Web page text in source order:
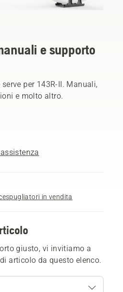
e supporto
per 143R-II. Manuali,
e molto altro.
in vendita
giusto, vi invitiamo a
articolo da questo elenco.